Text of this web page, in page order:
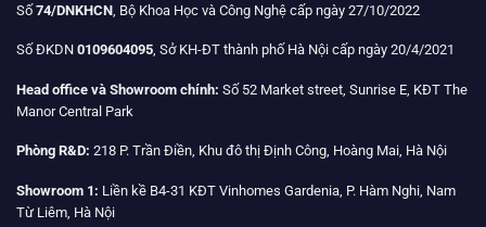
Số74/DNKHCN , Bộ Khoa Học và Công Nghệ cấp ngày 27/10/2022
Số ĐKDN 0109604095, Sở KH-ĐT thành phố Hà Nội cấp ngày 20/4/2021
Head office và Showroom chính: Số 52 Market street, Sunrise E, KĐT The
Manor Central Park
Phòng R&D: 218 P. Trần Điền, Khu đô thị Định Công, Hoàng Mai, Hà Nội
Showroom 1: Liền kề B4-31 KĐT Vinhomes Gardenia, P. Hàm Nghi, Nam
Từ Liêm, Hà Nội